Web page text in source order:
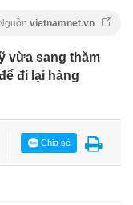
vietnamnet.vn
vừa sang thăm
đi lại hàng
Chia sẻ